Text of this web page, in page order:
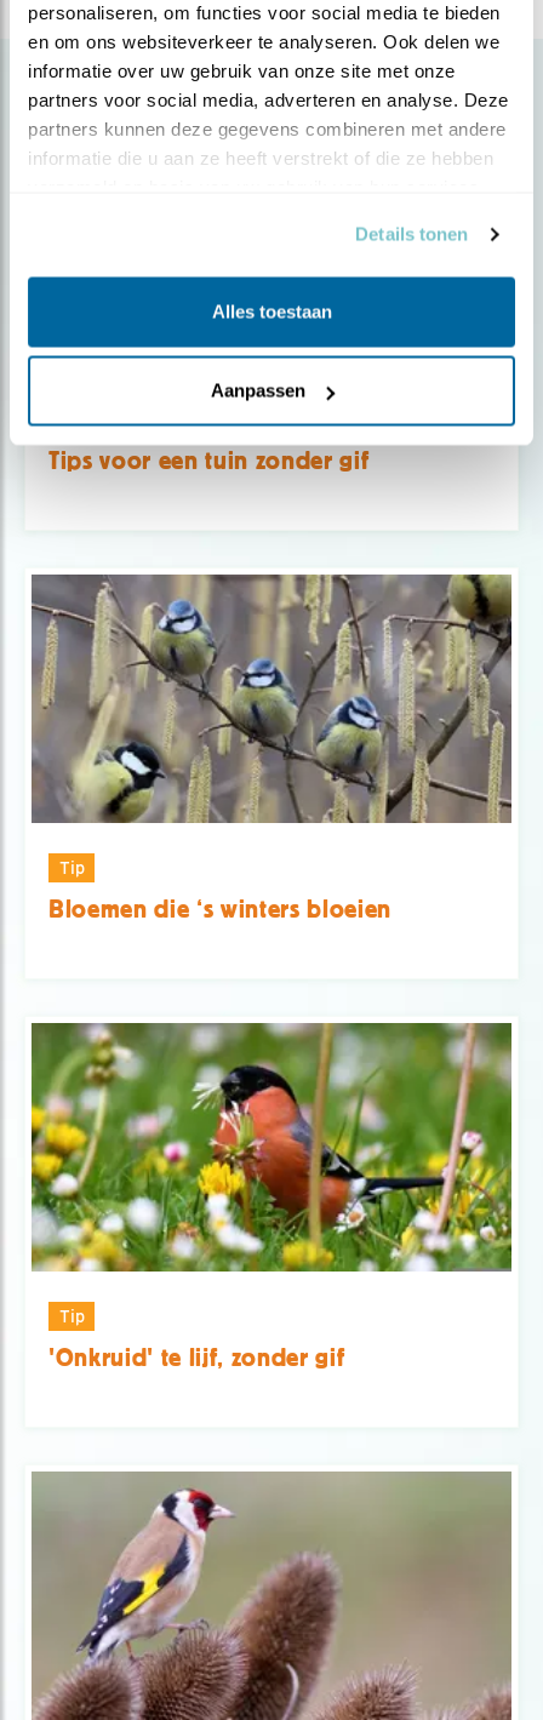
personaliseren, om functies voor social media te bieden
en om ons websiteverkeer te analyseren. Ook delen we
informatie over uw gebruik van onze site met onze
partners voor social media, adverteren en analyse. Deze
partners kunnen deze gegevens combineren met andere
informatie die u aan ze heeft verstrekt of die ze hebben
Details tonen
Alles toestaan
Aanpassen
Gerelateerde items
Tip
Tips voor een tuin zonder gif
Tip
Bloemen die ‘s winters bloeien
Tip
'Onkruid' te lijf, zonder gif